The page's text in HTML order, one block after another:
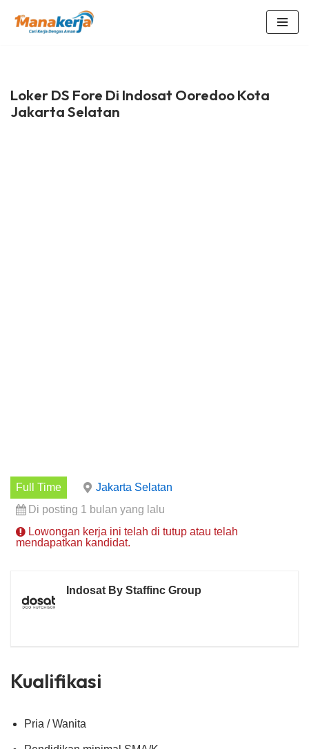
Loker DS Fore Di Indosat Ooredoo Kota
Jakarta Selatan
Full Time
Jakarta Selatan
Di posting 1 bulan yang lalu
Lowongan kerja ini telah di tutup atau telah
mendapatkan kandidat.
Indosat By Staffinc Group
Kualifikasi
Pria / Wanita